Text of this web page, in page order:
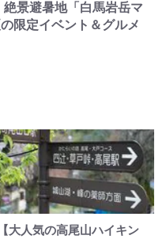
景避暑地「白馬岩岳マ
限定イベント＆グルメ
【大人気の高尾山ハイキン